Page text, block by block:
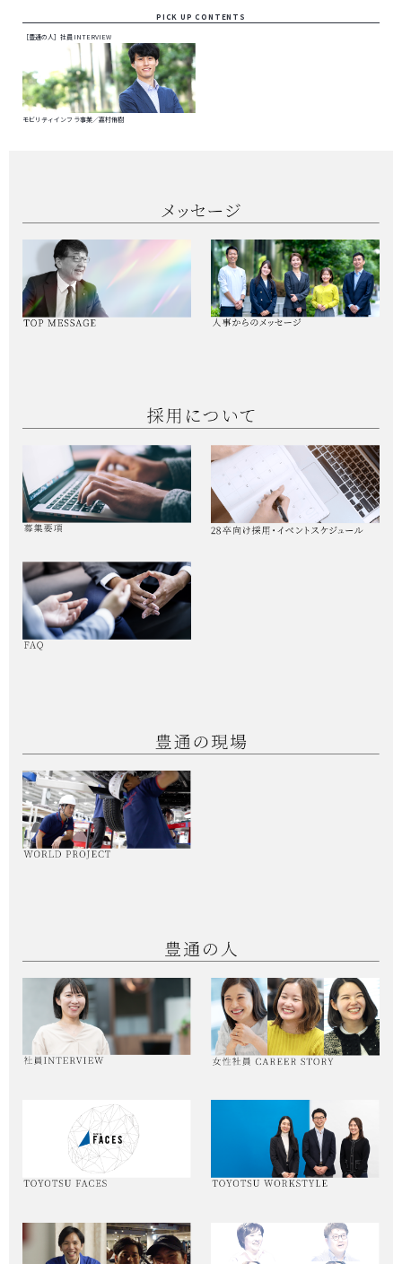
PICK UP CONTENTS
［豊通の人］社員INTERVIEW
モビリティインフラ事業／嘉村侑樹